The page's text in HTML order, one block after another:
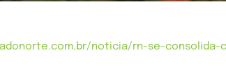
noticia/rn-se-